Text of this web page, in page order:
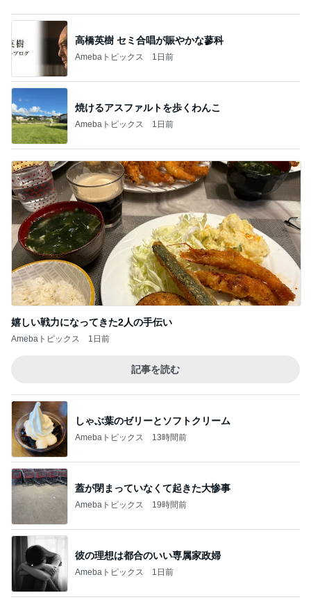
嬉しい戦力になってきた2人の手伝い
Amebaトピックス 1日前
記事を読む
しゃぶ葉のゼリーとソフトクリーム
Amebaトピックス 13時間前
Amebaトピックス 19時間前
彼の理想は都合のいい専属家政婦
Amebaトピックス 1日前
旦那が爆笑した毎日のトマハラ
Amebaトピックス 1日前